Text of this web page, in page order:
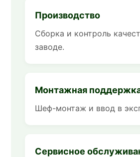
Производство
Сборка и контроль
заводе.
Монтажная
Шеф-монтаж и ввод в
Сервисное